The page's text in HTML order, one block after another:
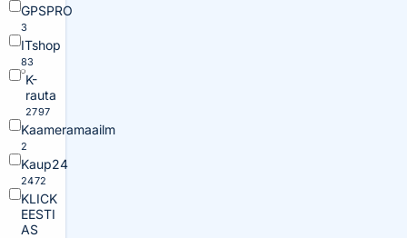
GPSPRO
3
ITshop
83
K-
rauta
2797
Kaameramaailm
2
Kaup24
2472
KLICK
EESTI
AS